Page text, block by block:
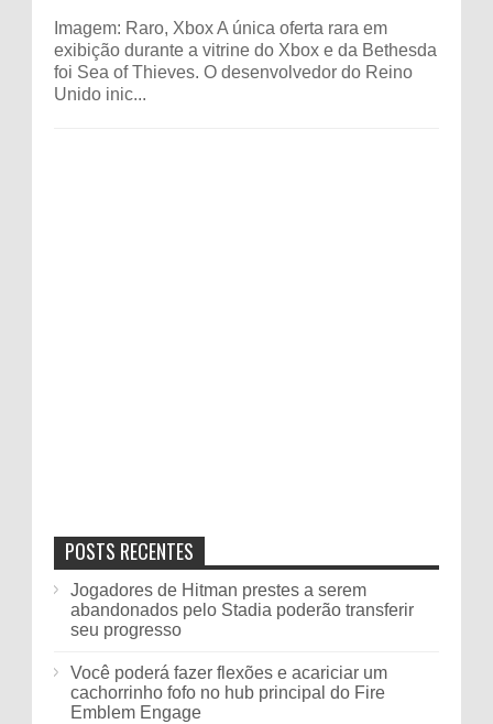
Imagem: Raro, Xbox A única oferta rara em
exibição durante a vitrine do Xbox e da Bethesda
foi Sea of ​​​​Thieves. O desenvolvedor do Reino
Unido inic...
POSTS RECENTES
Jogadores de Hitman prestes a serem
abandonados pelo Stadia poderão transferir
seu progresso
Você poderá fazer flexões e acariciar um
cachorrinho fofo no hub principal do Fire
Emblem Engage